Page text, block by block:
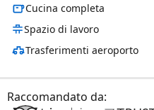
Cucina completa
Spazio di lavoro
Trasferimenti aeroporto
Raccomandato da: